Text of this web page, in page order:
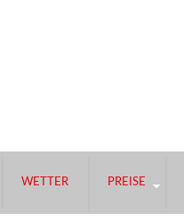
WETTER PREISE